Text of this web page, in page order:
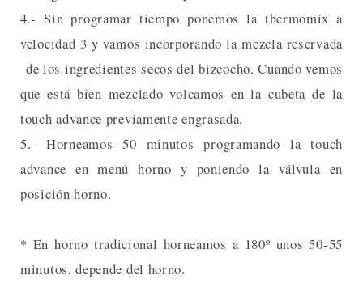
4.- Sin programar tiempo ponemos la thermomix a
velocidad 3 y vamos incorporando la mezcla reservada
de los ingredientes secos del bizcocho. Cuando vemos
que está bien mezclado volcamos en la cubeta de la
touch advance previamente engrasada.
5.- Horneamos 50 minutos programando la touch
advance en menú horno y poniendo la válvula en
posición horno.
* En horno tradicional horneamos a 180º unos 50-55
minutos, depende del horno.